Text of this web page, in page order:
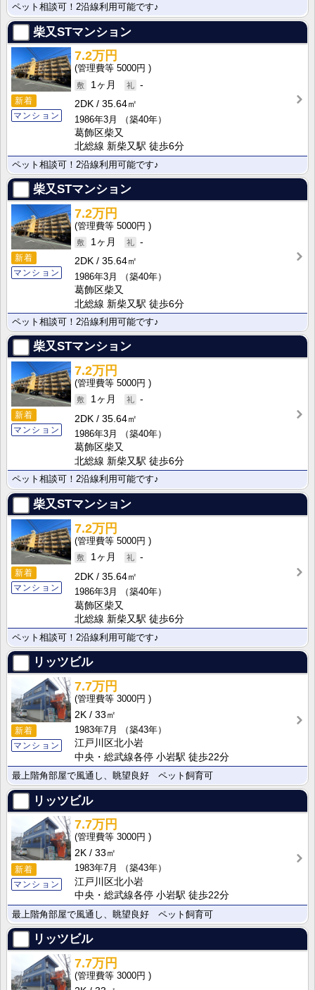
ペット相談可！2沿線利用可能です♪
柴又STマンション
新着
マンション
7.2万円
5000円
1ヶ月
-
2DK
35.64㎡
1986年3月
（築40年）
葛飾区柴又
北総線 新柴又駅 徒歩6分
ペット相談可！2沿線利用可能です♪
柴又STマンション
新着
マンション
7.2万円
5000円
1ヶ月
-
2DK
35.64㎡
1986年3月
（築40年）
葛飾区柴又
北総線 新柴又駅 徒歩6分
ペット相談可！2沿線利用可能です♪
柴又STマンション
新着
マンション
7.2万円
5000円
1ヶ月
-
2DK
35.64㎡
1986年3月
（築40年）
葛飾区柴又
北総線 新柴又駅 徒歩6分
ペット相談可！2沿線利用可能です♪
柴又STマンション
新着
マンション
7.2万円
5000円
1ヶ月
-
2DK
35.64㎡
1986年3月
（築40年）
葛飾区柴又
北総線 新柴又駅 徒歩6分
ペット相談可！2沿線利用可能です♪
リッツビル
新着
マンション
7.7万円
3000円
2K
33㎡
1983年7月
（築43年）
江戸川区北小岩
中央・総武線各停 小岩駅 徒歩22分
最上階角部屋で風通し、眺望良好 ペット飼育可
リッツビル
新着
マンション
7.7万円
3000円
2K
33㎡
1983年7月
（築43年）
江戸川区北小岩
中央・総武線各停 小岩駅 徒歩22分
最上階角部屋で風通し、眺望良好 ペット飼育可
リッツビル
7.7万円
3000円